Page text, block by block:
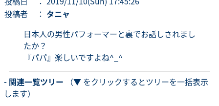
投稿者
： タニャ
日本人の男性パフォーマーと裏でお話しされまし
たか？
『パパ』楽しいですよね^_^
- 関連一覧ツリー （▼ をクリックするとツリーを一括表示
します）